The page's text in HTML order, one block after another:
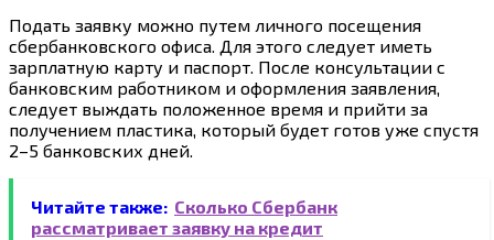
Подать заявку можно путем личного посещения
сбербанковского офиса. Для этого следует иметь
зарплатную карту и паспорт. После консультации с
банковским работником и оформления заявления,
следует выждать положенное время и прийти за
получением пластика, который будет готов уже спустя
2–5 банковских дней.
Читайте также: Сколько Сбербанк
рассматривает заявку на кредит